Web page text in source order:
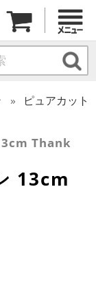
ピュアカット
Thank
13cm